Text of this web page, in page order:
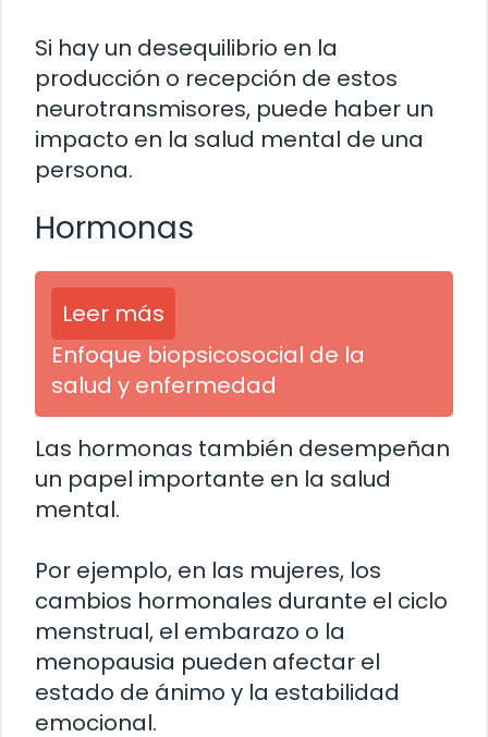
Si hay un desequilibrio en la
producción o recepción de estos
neurotransmisores, puede haber un
impacto en la salud mental de una
persona.
Hormonas
Leer más
Enfoque biopsicosocial de la
salud y enfermedad
Las hormonas también desempeñan
un papel importante en la salud
mental.
Por ejemplo, en las mujeres, los
cambios hormonales durante el ciclo
menstrual, el embarazo o la
menopausia pueden afectar el
estado de ánimo y la estabilidad
emocional.